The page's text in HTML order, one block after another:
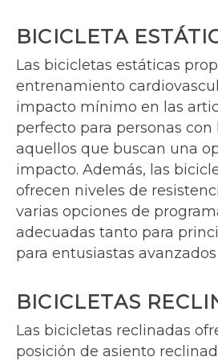
BICICLETA
Las bicicletas estáticas
entrenamiento
impacto mínimo en las
perfecto para personas con
aquellos que buscan una
impacto. Además, las
ofrecen niveles de
varias opciones de
adecuadas tanto para
para entusiastas
BICICLETAS
Las bicicletas reclinadas
posición de asiento